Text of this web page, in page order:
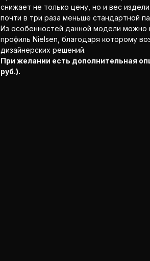
снижает не только цену, но и вес
почти в три раза меньше стандартной
Из особенностей данной модели можно
профиль Nielsen, благодаря которому
дизайнерских решений.
При желании есть дополнительная
руб.).